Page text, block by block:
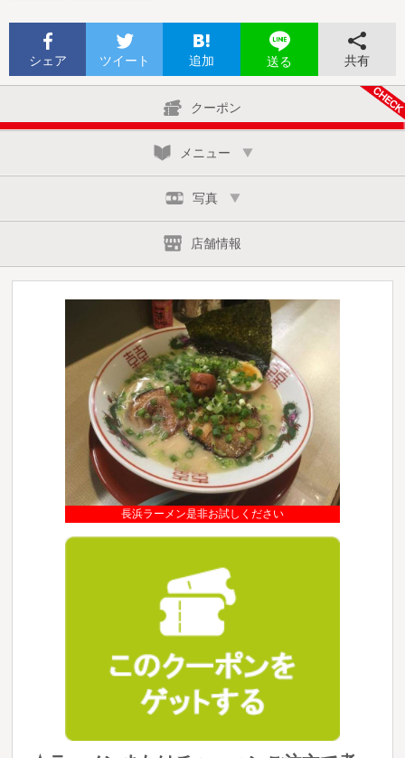
シェア ツイート 追加 送る 共有
クーポン
メニュー
写真
店舗情報
長浜ラーメン是非お試しください